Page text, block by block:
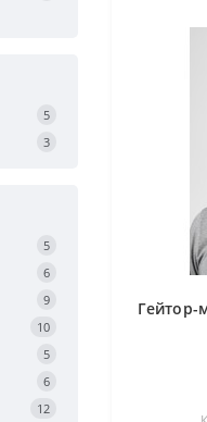
5
3
5
6
9
10
5
6
12
Гейтор-